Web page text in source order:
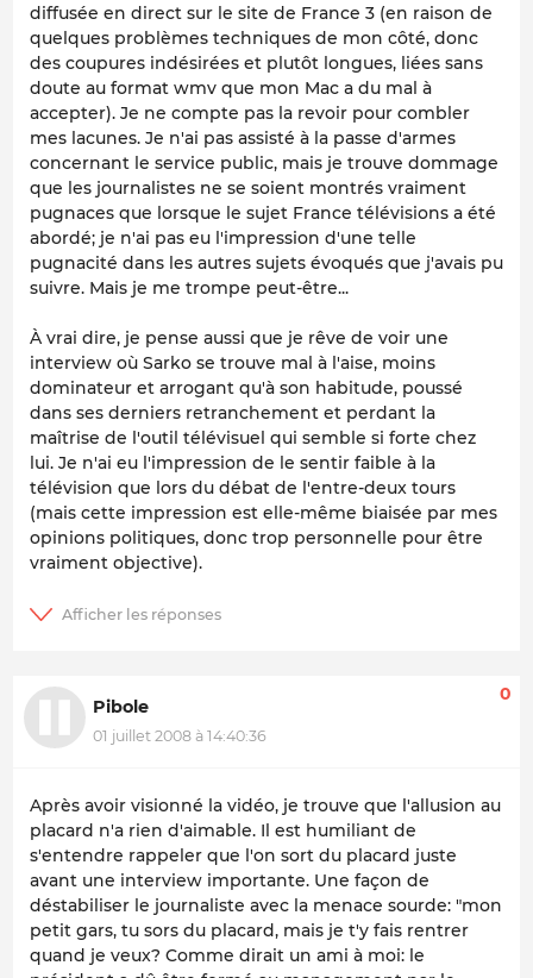
diffusée en direct sur le site de France 3 (en raison de
quelques problèmes techniques de mon côté, donc
des coupures indésirées et plutôt longues, liées sans
doute au format wmv que mon Mac a du mal à
accepter). Je ne compte pas la revoir pour combler
mes lacunes. Je n'ai pas assisté à la passe d'armes
concernant le service public, mais je trouve dommage
que les journalistes ne se soient montrés vraiment
pugnaces que lorsque le sujet France télévisions a été
abordé; je n'ai pas eu l'impression d'une telle
pugnacité dans les autres sujets évoqués que j'avais pu
suivre. Mais je me trompe peut-être...
À vrai dire, je pense aussi que je rêve de voir une
interview où Sarko se trouve mal à l'aise, moins
dominateur et arrogant qu'à son habitude, poussé
dans ses derniers retranchement et perdant la
maîtrise de l'outil télévisuel qui semble si forte chez
lui. Je n'ai eu l'impression de le sentir faible à la
télévision que lors du débat de l'entre-deux tours
(mais cette impression est elle-même biaisée par mes
opinions politiques, donc trop personnelle pour être
vraiment objective).
Pibole
01 juillet 2008 à 14:40:36
0
Après avoir visionné la vidéo, je trouve que l'allusion au
placard n'a rien d'aimable. Il est humiliant de
s'entendre rappeler que l'on sort du placard juste
avant une interview importante. Une façon de
déstabiliser le journaliste avec la menace sourde: "mon
petit gars, tu sors du placard, mais je t'y fais rentrer
quand je veux? Comme dirait un ami à moi: le